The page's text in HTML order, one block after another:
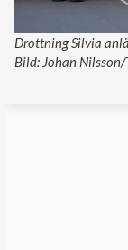
Drottning Silvia
Bild: Johan Nilsson/